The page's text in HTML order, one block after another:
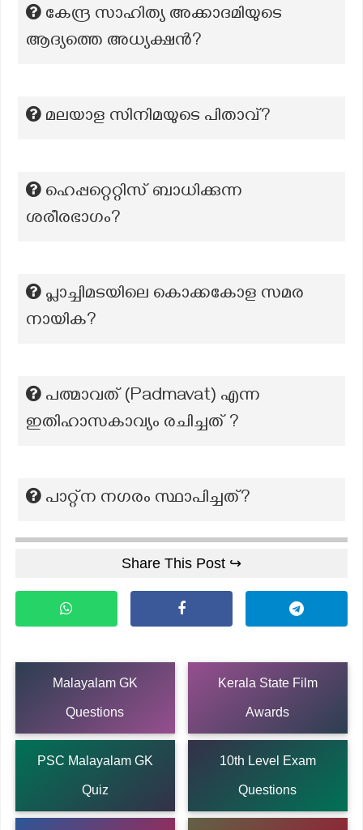
കേന്ദ്ര സാഹിത്യ അക്കാദമിയുടെ
ആദ്യത്തെ അധ്യക്ഷൻ?
മലയാള സിനിമയുടെ പിതാവ്?
ഹെപ്പറ്റെറ്റിസ് ബാധിക്കുന്ന
ശരീരഭാഗം?
പ്ലാച്ചിമടയിലെ കൊക്കകോള സമര
നായിക?
പത്മാവത് (Padmavat) എന്ന
ഇതിഹാസകാവ്യം രചിച്ചത് ?
പാറ്റ്‌ന നഗരം സ്ഥാപിച്ചത്?
Share This Post ↪
Malayalam GK
Questions
Kerala State Film
Awards
PSC Malayalam GK
Quiz
10th Level Exam
Questions